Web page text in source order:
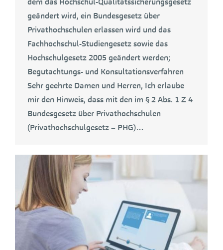
geändert wird, ein Bundesgesetz über
Privathochschulen erlassen wird und das
Fachhochschul-Studiengesetz sowie das
Hochschulgesetz 2005 geändert werden;
Begutachtungs- und Konsultationsverfahren
Sehr geehrte Damen und Herren, Ich erlaube
mir den Hinweis, dass mit den im § 2 Abs. 1 Z 4
Bundesgesetz über Privathochschulen
(Privathochschulgesetz – PHG)…